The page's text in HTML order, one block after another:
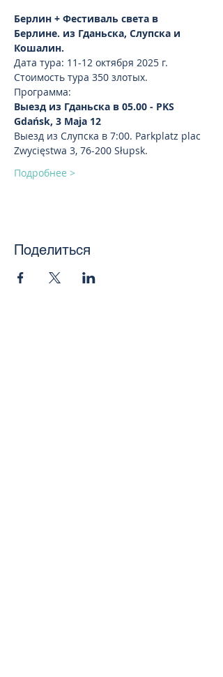
Берлин + Фестиваль света в
Берлине. из Гданьска, Слупска и
Кошалин.
Дата тура: 11-12 октября 2025 г.
Стоимость тура 350 злотых.
Программа:
Выезд из Гданьска в 05.00 - PKS
Gdańsk, 3 Maja 12
Выезд из Слупска в 7:00. Parkplatz plac
Zwycięstwa 3, 76-200 Słupsk.
Подробнее >
Поделиться